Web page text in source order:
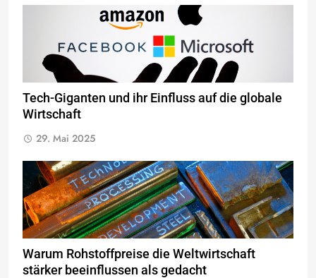
Tech-Giganten und ihr Einfluss auf die globale
Wirtschaft
29. Mai 2025
Warum Rohstoffpreise die Weltwirtschaft
stärker beeinflussen als gedacht